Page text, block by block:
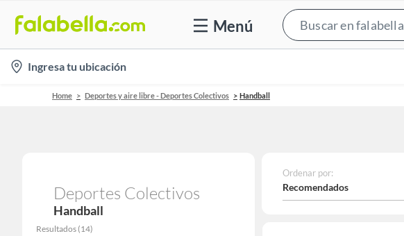
Menú
location-
icon
Ingresa tu ubicación
Home Deportes y aire libre - Deportes Colectivos Handball
Deportes Colectivos
Handball
Resultados (14)
Ordenar por:
Recomendados